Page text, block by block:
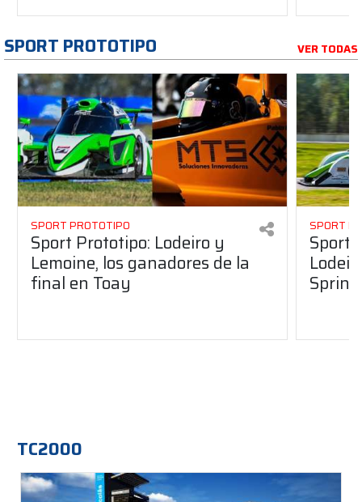
SPORT PROTOTIPO VER TODAS
SPORT PROTOTIPO
Sport Prototipo: Lodeiro y
Lemoine, los ganadores de la
final en Toay
SPORT
Sport
Sprint
TC2000